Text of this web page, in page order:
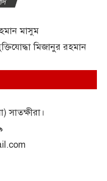
মাসুম
মিজানুর রহমান